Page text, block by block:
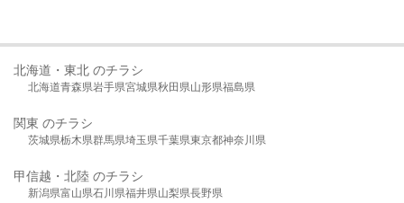
北海道・東北 のチラシ
北海道青森県岩手県宮城県秋田県山形県福島県
関東 のチラシ
茨城県栃木県群馬県埼玉県千葉県東京都神奈川県
甲信越・北陸 のチラシ
新潟県富山県石川県福井県山梨県長野県